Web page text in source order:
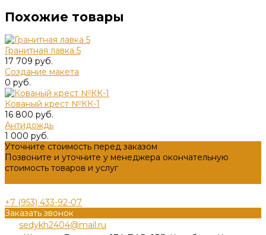
Похожие товары
Гранитная лавка 5
17 709 руб.
Создание макета
0 руб.
Кованый крест №КК-1
16 800 руб.
Антидождь
1 000 руб.
Уточните стоимость перед заказом
Позвоните и уточните у менеджера окончательную
стоимость товаров и услуг
+7 (953) 433-92-07
Заказать звонок
sedykh2404@mail.ru